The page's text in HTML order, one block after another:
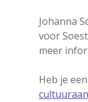
Johanna
voor
meer
Heb je